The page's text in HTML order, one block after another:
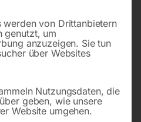
Spezialmaterial
werden von Drittanbietern
genutzt, um
anzuzeigen. Sie tun
über Websites
Nutzungsdaten, die
geben, wie unsere
Website umgehen.